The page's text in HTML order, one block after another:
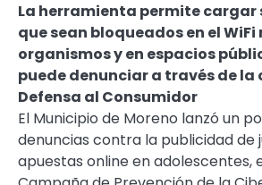
La herramienta permite cargar
que sean bloqueados en el
organismos y en espacios
puede denunciar a través de la
Defensa al Consumidor
El Municipio de Moreno lanzó un
denuncias contra la publicidad de
apuestas online en adolescentes,